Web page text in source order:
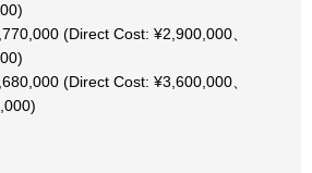
(Direct Cost: ¥2,900,000、
(Direct Cost: ¥3,600,000、